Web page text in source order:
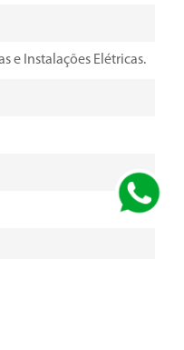
e Instalações Elétricas.